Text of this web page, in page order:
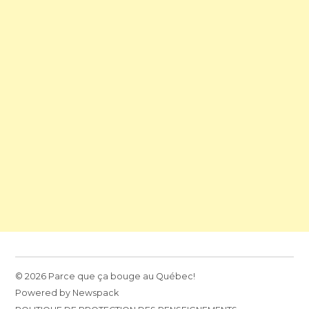
© 2026 Parce que ça bouge au Québec!
Powered by Newspack